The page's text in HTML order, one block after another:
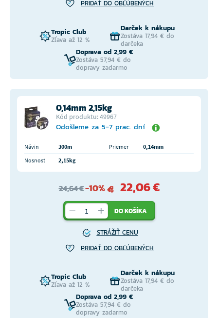
PRIDAŤ DO OBĽÚBENÝCH
Tropic Club
Zľava až 12 %
Darček k nákupu
Zostáva 17,94 € do
darčeka
Doprava od 2,99 €
Zostáva 57,94 € do
dopravy zadarmo
0,14mm 2,15kg
Kód produktu: 49967
Odošleme za 5-7 prac. dní
Návin 300m Priemer
0,14mm
Nosnosť
2,15kg
24,64 €-10% 22,06 €
DO KOŠÍKA
STRÁŽIŤ CENU
PRIDAŤ DO OBĽÚBENÝCH
Tropic Club
Zľava až 12 %
Darček k nákupu
Zostáva 17,94 € do
darčeka
Doprava od 2,99 €
Zostáva 57,94 € do
dopravy zadarmo